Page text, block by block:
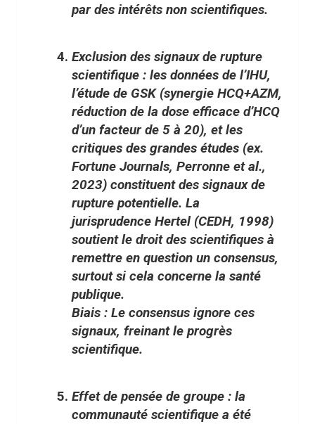
par des intérêts non scientifiques.
Exclusion des signaux de rupture
scientifique : les données de l’IHU,
l’étude de GSK (synergie HCQ+AZM,
réduction de la dose efficace d’HCQ
d’un facteur de 5 à 20), et les
critiques des grandes études (ex.
Fortune Journals, Perronne et al.,
2023) constituent des signaux de
rupture potentielle. La
jurisprudence Hertel (CEDH, 1998)
soutient le droit des scientifiques à
remettre en question un consensus,
surtout si cela concerne la santé
publique.
Biais : Le consensus ignore ces
signaux, freinant le progrès
scientifique.
Effet de pensée de groupe : la
communauté scientifique a été